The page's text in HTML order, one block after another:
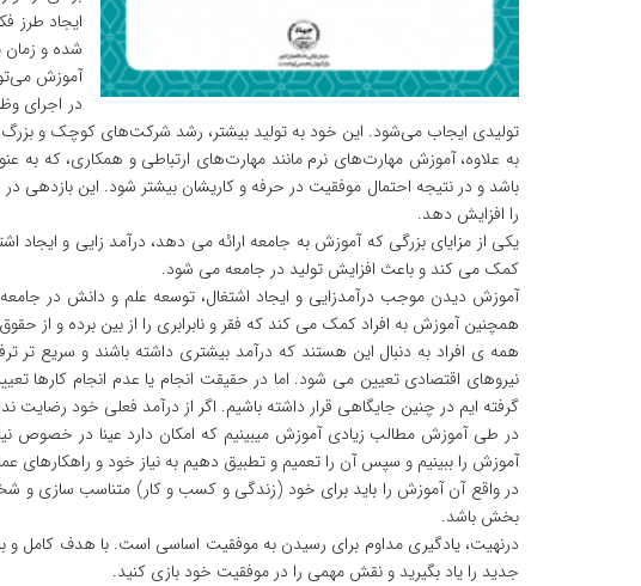
ایجاد طرز
شده و زمان
آموزش
در اجرای
تولیدی ایجاب می‌شود. این خود به تولید بیشتر، رشد شرکت‌های کوچک و
به علاوه، آموزش مهارت‌های نرم مانند مهارت‌های ارتباطی و همکاری، که به
باشد و در نتیجه احتمال موفقیت در حرفه و کاریشان بیشتر شود. این بازدهی
را افزایش دهد.
یکی از مزایای بزرگی که آموزش به جامعه ارائه می دهد، درآمد زایی و
کمک می کند و باعث افزایش تولید در جامعه می شود.
آموزش دیدن موجب درآمدزایی و ایجاد اشتغال، توسعه علم و دانش در
همچنین آموزش به افراد کمک می ‌کند که فقر و نابرابری را از بین برده و از
همه ی افراد به دنبال این هستند که درآمد بیشتری داشته باشند و سریع تر
نیروهای اقتصادی تعیین می شود. اما در حقیقت انجام یا عدم انجام کارها
گرفته ایم در چنین جایگاهی قرار داشته باشیم. اگر از درآمد فعلی خود
در طی آموزش مطالب زیادی آموزش میبینیم که امکان دارد عینا در خصوص
آموزش را ببینیم و سپس آن را تعمیم و تطبیق دهیم به نیاز خود و راهکارهای
در واقع آن آموزش را باید برای خود (زندگی و کسب و کار) متناسب سازی و
بخش باشد.
درنهیت، یادگیری مداوم برای رسیدن به موفقیت اساسی است. با هدف کامل و
جدید را یاد بگیرید و نقش مهمی را در موفقیت خود بازی کنید.